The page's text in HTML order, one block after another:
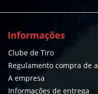
Informações
Clube de Tiro
Regulamento compra de
A empresa
Informações de entrega